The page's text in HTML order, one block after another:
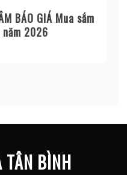
BÁO GIÁ Mua sắm
2026
TÂN BÌNH